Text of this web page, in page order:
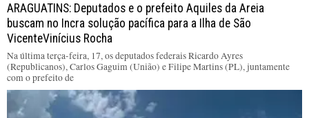
ARAGUATINS: Deputados e o prefeito Aquiles da Areia
buscam no Incra solução pacífica para a Ilha de São
VicenteVinícius Rocha
Na última terça-feira, 17, os deputados federais Ricardo Ayres
(Republicanos), Carlos Gaguim (União) e Filipe Martins (PL), juntamente
com o prefeito de